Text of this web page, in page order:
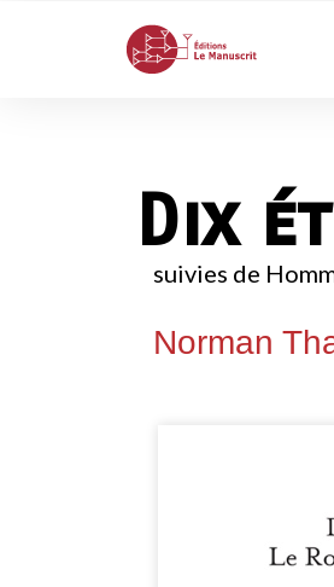
Dix
suivies de
Norman